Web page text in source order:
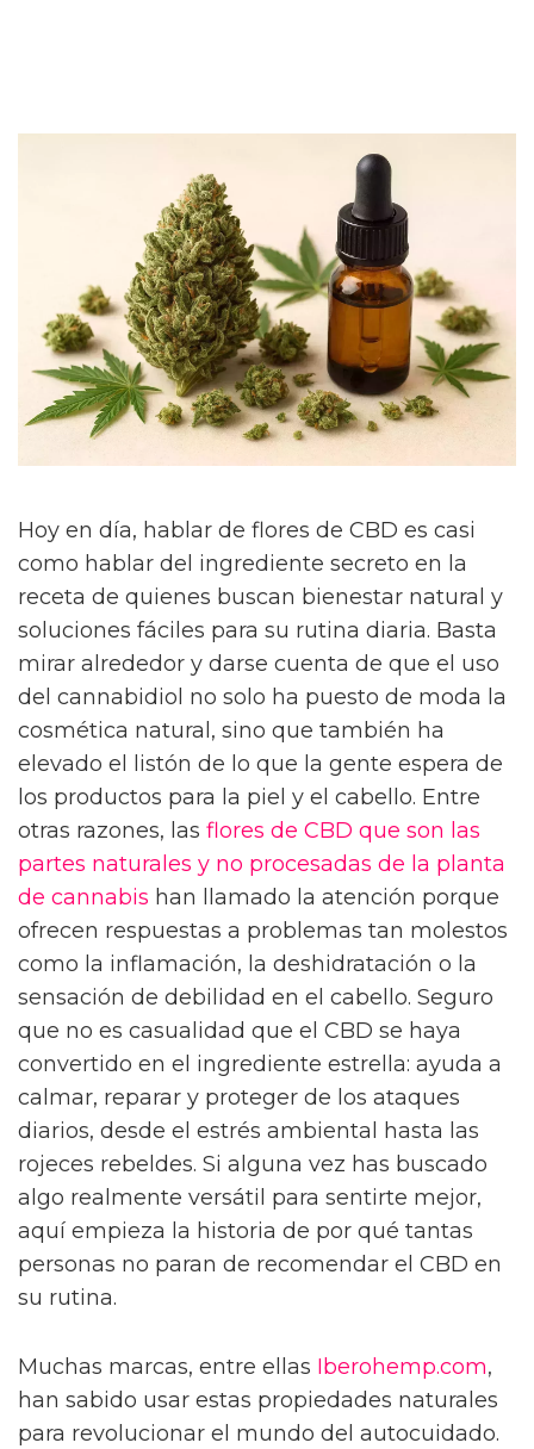
Hoy en día, hablar de flores de CBD es casi
como hablar del ingrediente secreto en la
receta de quienes buscan bienestar natural y
soluciones fáciles para su rutina diaria. Basta
mirar alrededor y darse cuenta de que el uso
del cannabidiol no solo ha puesto de moda la
cosmética natural, sino que también ha
elevado el listón de lo que la gente espera de
los productos para la piel y el cabello. Entre
otras razones, las flores de CBD que son las
partes naturales y no procesadas de la planta
de cannabis han llamado la atención porque
ofrecen respuestas a problemas tan molestos
como la inflamación, la deshidratación o la
sensación de debilidad en el cabello. Seguro
que no es casualidad que el CBD se haya
convertido en el ingrediente estrella: ayuda a
calmar, reparar y proteger de los ataques
diarios, desde el estrés ambiental hasta las
rojeces rebeldes. Si alguna vez has buscado
algo realmente versátil para sentirte mejor,
aquí empieza la historia de por qué tantas
personas no paran de recomendar el CBD en
su rutina.
Muchas marcas, entre ellas Iberohemp.com,
han sabido usar estas propiedades naturales
para revolucionar el mundo del autocuidado.